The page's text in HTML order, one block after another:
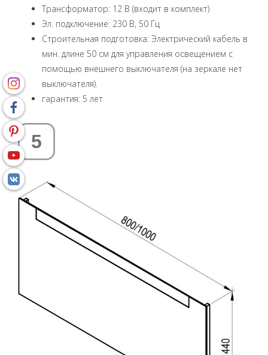
Трансформатор: 12 В (входит в комплект)
Эл. подключение: 230 В, 50 Гц
Строительная подготовка: Электрический кабель в
мин. длине 50 см для управления освещением с
помощью внешнего выключателя (на зеркале нет
выключателя).
гарантия: 5 лет